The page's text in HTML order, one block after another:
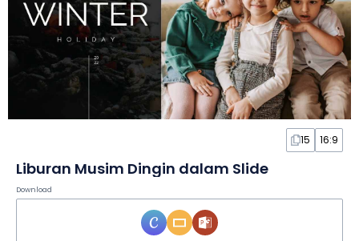
15 16:9
Liburan Musim Dingin dalam Slide
Download